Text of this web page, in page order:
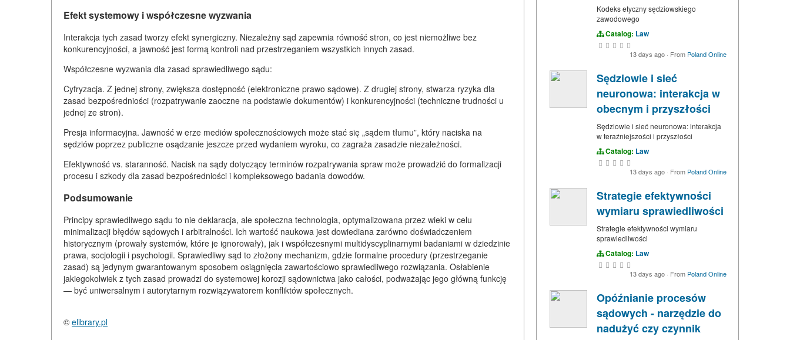
Efekt systemowy i współczesne wyzwania
Interakcja tych zasad tworzy efekt synergiczny. Niezależny sąd zapewnia równość stron, co jest niemożliwe bez
konkurencyjności, a jawność jest formą kontroli nad przestrzeganiem wszystkich innych zasad.
Współczesne wyzwania dla zasad sprawiedliwego sądu:
Cyfryzacja. Z jednej strony, zwiększa dostępność (elektroniczne prawo sądowe). Z drugiej strony, stwarza ryzyka dla
zasad bezpośredniości (rozpatrywanie zaoczne na podstawie dokumentów) i konkurencyjności (techniczne trudności u
jednej ze stron).
Presja informacyjna. Jawność w erze mediów społecznościowych może stać się „sądem tłumu”, który naciska na
sędziów poprzez publiczne osądzanie jeszcze przed wydaniem wyroku, co zagraża zasadzie niezależności.
Efektywność vs. staranność. Nacisk na sądy dotyczący terminów rozpatrywania spraw może prowadzić do formalizacji
procesu i szkody dla zasad bezpośredniości i kompleksowego badania dowodów.
Podsumowanie
Principy sprawiedliwego sądu to nie deklaracja, ale społeczna technologia, optymalizowana przez wieki w celu
minimalizacji błędów sądowych i arbitralności. Ich wartość naukowa jest dowiediana zarówno doświadczeniem
historycznym (prowały systemów, które je ignorowały), jak i współczesnymi multidyscyplinarnymi badaniami w dziedzinie
prawa, socjologii i psychologii. Sprawiedliwy sąd to złożony mechanizm, gdzie formalne procedury (przestrzeganie
zasad) są jedynym gwarantowanym sposobem osiągnięcia zawartościowo sprawiedliwego rozwiązania. Osłabienie
jakiegokolwiek z tych zasad prowadzi do systemowej korozji sądownictwa jako całości, podważając jego główną funkcję
— być uniwersalnym i autorytarnym rozwiązywatorem konfliktów społecznych.
© elibrary.pl
Kodeks etyczny sędziowskiego
zawodowego
Catalog: Law
13 days ago · From Poland Online
Sędziowie i sieć
neuronowa: interakcja w
obecnym i przyszłości
Sędziowie i sieć neuronowa: interakcja
w teraźniejszości i przyszłości
Catalog: Law
13 days ago · From Poland Online
Strategie efektywności
wymiaru sprawiedliwości
Strategie efektywności wymiaru
sprawiedliwości
Catalog: Law
13 days ago · From Poland Online
Opóźnianie procesów
sądowych - narzędzie do
nadużyć czy czynnik